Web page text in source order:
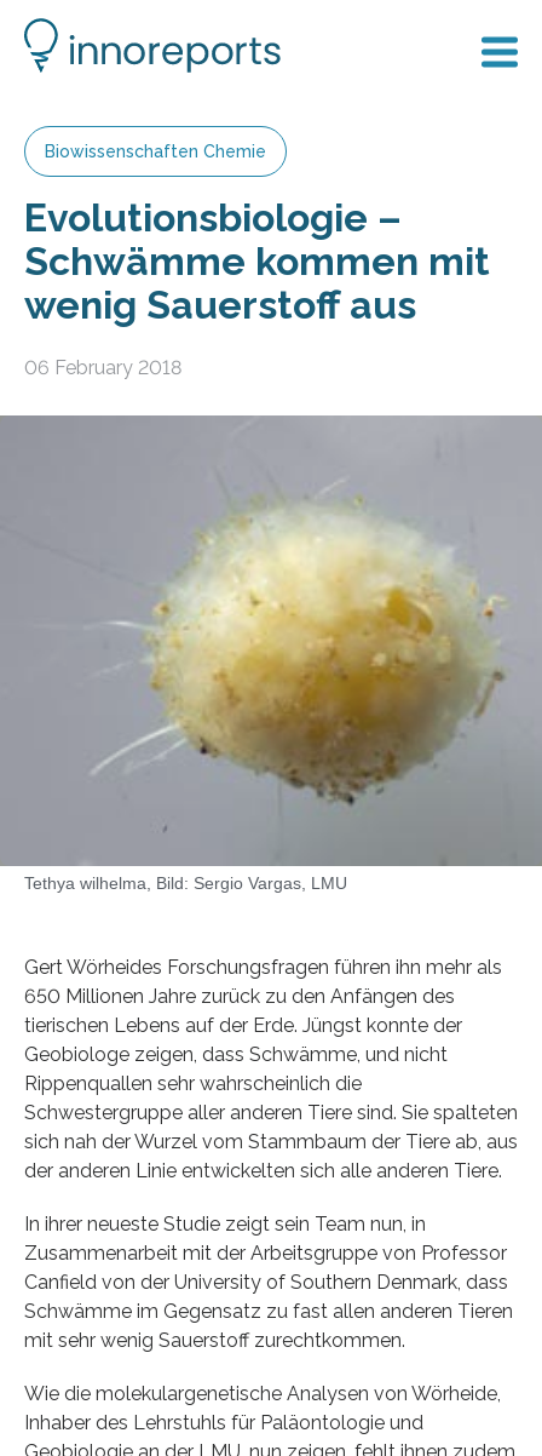
Biowissenschaften Chemie
Evolutionsbiologie –
Schwämme kommen mit
wenig Sauerstoff aus
06 February 2018
Tethya wilhelma, Bild: Sergio Vargas, LMU
Gert Wörheides Forschungsfragen führen ihn mehr als
650 Millionen Jahre zurück zu den Anfängen des
tierischen Lebens auf der Erde. Jüngst konnte der
Geobiologe zeigen, dass Schwämme, und nicht
Rippenquallen sehr wahrscheinlich die
Schwestergruppe aller anderen Tiere sind. Sie spalteten
sich nah der Wurzel vom Stammbaum der Tiere ab, aus
der anderen Linie entwickelten sich alle anderen Tiere.
In ihrer neueste Studie zeigt sein Team nun, in
Zusammenarbeit mit der Arbeitsgruppe von Professor
Canfield von der University of Southern Denmark, dass
Schwämme im Gegensatz zu fast allen anderen Tieren
mit sehr wenig Sauerstoff zurechtkommen.
Wie die molekulargenetische Analysen von Wörheide,
Inhaber des Lehrstuhls für Paläontologie und